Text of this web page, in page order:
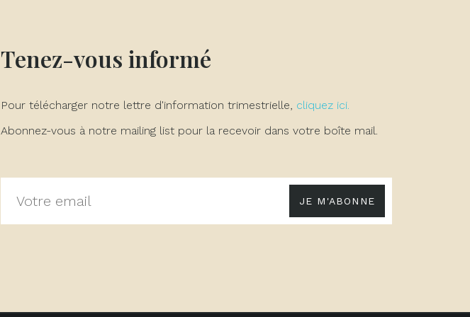
Tenez-vous informé
Pour télécharger notre lettre d'information trimestrielle, cliquez ici.
Abonnez-vous à notre mailing list pour la recevoir dans votre boîte mail.
JE M'ABONNE